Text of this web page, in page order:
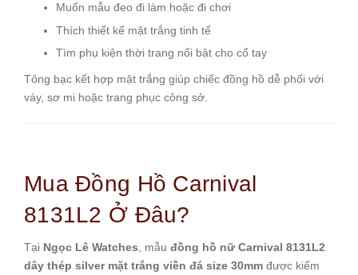
Muốn mẫu đeo đi làm hoặc đi chơi
Thích thiết kế mặt trắng tinh tế
Tìm phụ kiện thời trang nổi bật cho cổ tay
Tông bạc kết hợp mặt trắng giúp chiếc đồng hồ dễ phối với
váy, sơ mi hoặc trang phục công sở.
Mua Đồng Hồ Carnival
8131L2 Ở Đâu?
Tại Ngọc Lê Watches, mẫu đồng hồ nữ Carnival 8131L2
dây thép silver mặt trắng viền đá size 30mm được kiểm